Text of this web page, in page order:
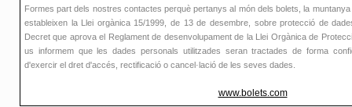
Formes part dels nostres contactes perquè pertanys al món dels bolets, la
estableixen la Llei orgànica 15/1999, de 13 de desembre, sobre protecció de
Decret que aprova el Reglament de desenvolupament de la Llei Orgànica de
us informem que les dades personals utilitzades seran tractades de forma
d'exercir el dret d'accés, rectificació o cancel·lació de les seves dades.
www.bolets.com